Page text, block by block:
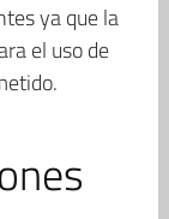
ya que la
el uso de